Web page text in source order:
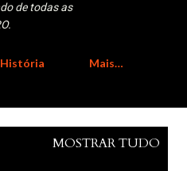
de todas as
Mais…
MOSTRAR TUDO